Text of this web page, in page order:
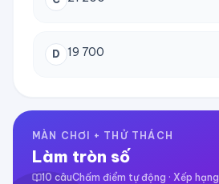
D 19 700
MÀN CHƠI + THỬ THÁCH
Làm tròn số
10 câuChấm điểm tự động · Xếp hạng